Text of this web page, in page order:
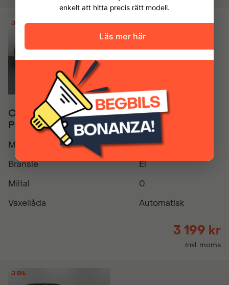
Opel Frontera GS Long Range Electric -
PRIVATLEASING
Modellår
2026
Bränsle
El
Miltal
0
Växellåda
Automatisk
3 199 kr
Inkl. moms